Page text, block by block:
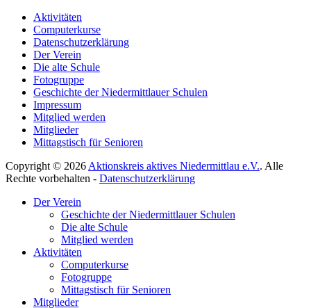
Aktivitäten
Computerkurse
Datenschutzerklärung
Der Verein
Die alte Schule
Fotogruppe
Geschichte der Niedermittlauer Schulen
Impressum
Mitglied werden
Mitglieder
Mittagstisch für Senioren
Copyright © 2026 Aktionskreis aktives Niedermittlau e.V.. Alle
Rechte vorbehalten - Datenschutzerklärung
scrollenDer Verein
Geschichte der Niedermittlauer Schulen
Die alte Schule
Mitglied werden
Aktivitäten
Computerkurse
Fotogruppe
Mittagstisch für Senioren
Mitglieder